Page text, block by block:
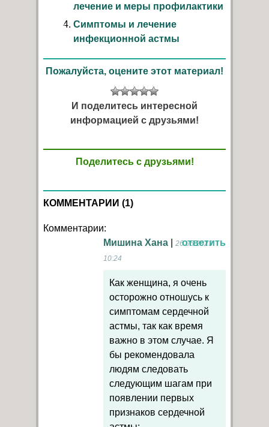
лечение и меры профилактики
Симптомы и лечение
инфекционной астмы
Пожалуйста, оцените этот материал!
И поделитесь интересной
информацией с друзьями!
Поделитесь с друзьями!
КОММЕНТАРИИ (1)
Комментарии:
Мишина Хана
26.06.2023
10:24
ответить
Как женщина, я очень
осторожно отношусь к
симптомам сердечной
астмы, так как время
важно в этом случае. Я
бы рекомендовала
людям следовать
следующим шагам при
появлении первых
признаков сердечной